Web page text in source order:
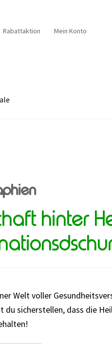
Rabattaktion Mein Konto
hinter
Welt voller
sicherstellen, dass die